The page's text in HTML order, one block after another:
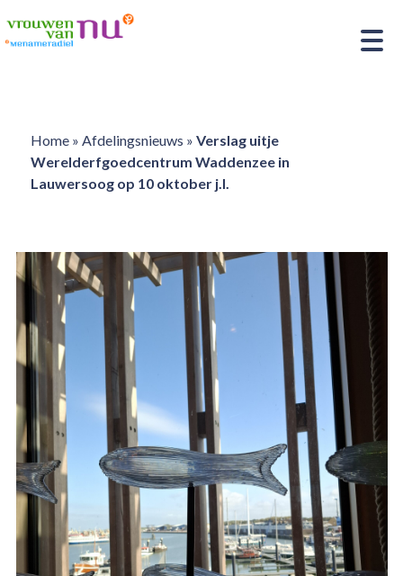
Home» Afdelingsnieuws » Verslag uitje
Werelderfgoedcentrum Waddenzee in
Lauwersoog op 10 oktober j.l.